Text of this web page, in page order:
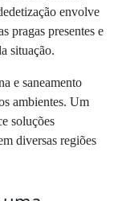
envolve
pragas presentes e
situação.
e saneamento
ambientes. Um
soluções
diversas regiões